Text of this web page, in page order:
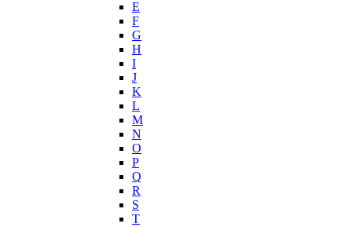
Juliette Has A Gun
E
F
G
H
I
J
K
L
M
N
O
P
Q
R
S
T